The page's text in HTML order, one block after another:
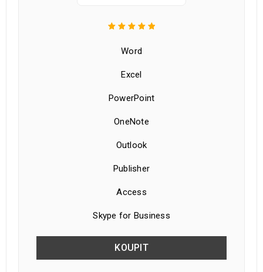
Word
Excel
PowerPoint
OneNote
Outlook
Publisher
Access
Skype for Business
KOUPIT